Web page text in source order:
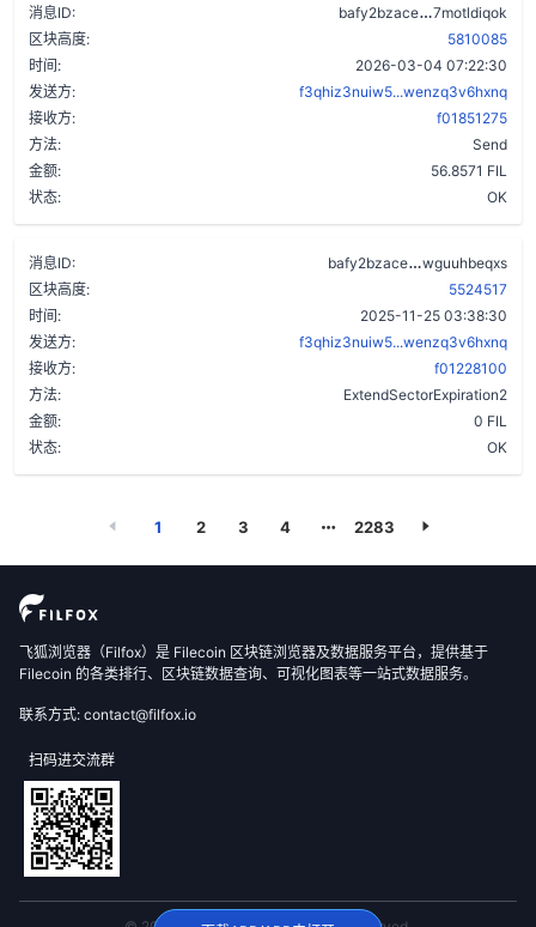
消息ID: bafy2bzace
7motldiqok
区块高度:
5810085
时间:
2026-03-04 07:22:30
发送方:
f3qhiz3nuiw5...wenzq3v6hxnq
接收方:
f01851275
方法:
Send
金额:
56.8571 FIL
状态:
OK
消息ID: bafy2bzace
wguuhbeqxs
区块高度:
5524517
时间:
2025-11-25 03:38:30
发送方:
f3qhiz3nuiw5...wenzq3v6hxnq
接收方:
f01228100
方法:
ExtendSectorExpiration2
金额:
0 FIL
状态:
OK
1 2 3 4 2283
飞狐浏览器（Filfox）是 Filecoin 区块链浏览器及数据服务平台，提供基于
Filecoin 的各类排行、区块链数据查询、可视化图表等一站式数据服务。
联系方式: contact@filfox.io
扫码进交流群